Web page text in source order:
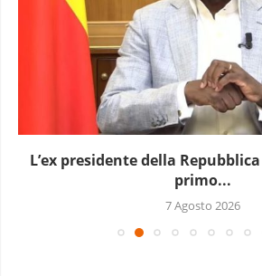
L’ex presidente della
primo...
7 Agosto 2026